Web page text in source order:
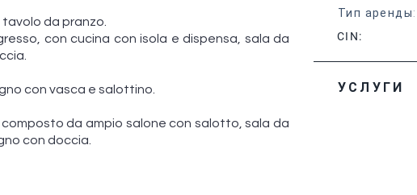
da pranzo.
con cucina con isola e dispensa, sala da
con vasca e salottino.
da ampio salone con salotto, sala da
con doccia.
Тип аренды:
CIN:
УСЛУГИ